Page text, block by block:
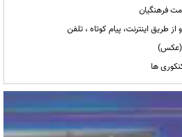
طریق اینترنت، پیام کوتاه ، تلفن
(عکس)
ها